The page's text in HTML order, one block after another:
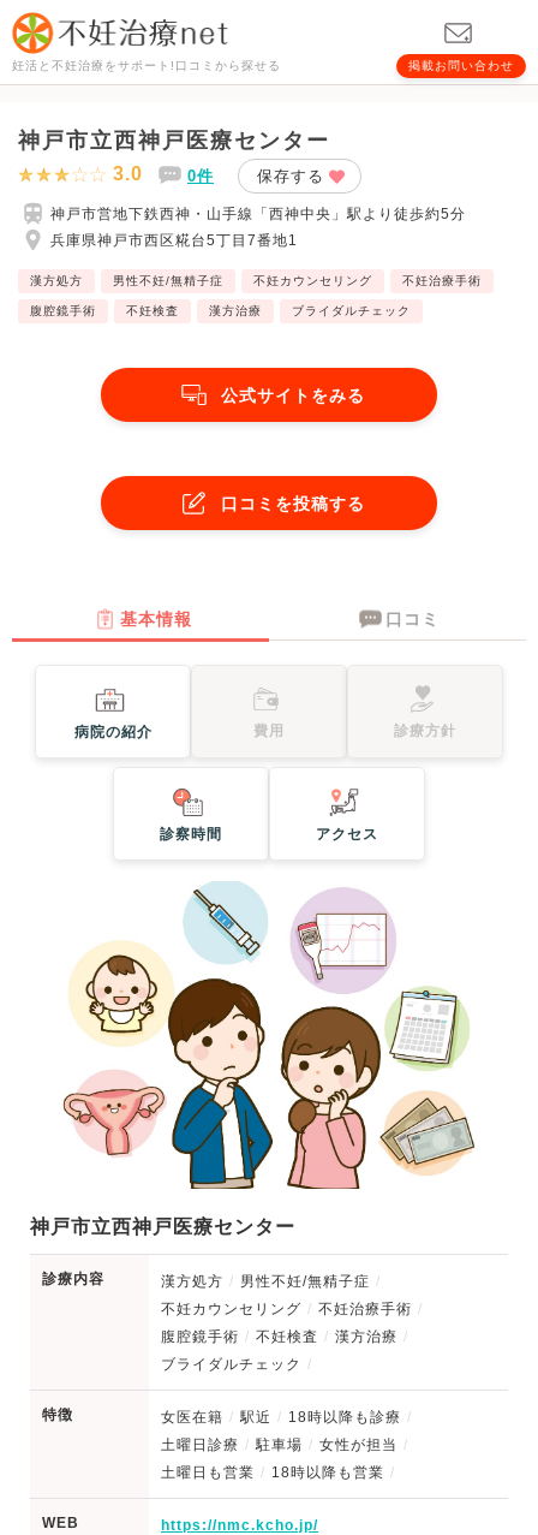
妊活と不妊治療をサポート!口コミから探せる 掲載お問い合わせ
神戸市立西神戸医療センター
3.0 0件 保存する
神戸市営地下鉄西神・山手線「西神中央」駅より徒歩約5分
兵庫県神戸市西区糀台5丁目7番地1
漢方処方 男性不妊/無精子症 不妊カウンセリング 不妊治療手術
腹腔鏡手術 不妊検査 漢方治療 ブライダルチェック
公式サイトをみる
口コミを投稿する
基本情報 口コミ
病院の紹介 費用 診療方針
診察時間 アクセス
神戸市立西神戸医療センター
診療内容 漢方処方
男性不妊/無精子症
不妊カウンセリング
不妊治療手術
腹腔鏡手術
不妊検査
漢方治療
ブライダルチェック
特徴 女医在籍 駅近
18時以降も診療
土曜日診療
駐車場
女性が担当
土曜日も営業
18時以降も営業
WEB https://nmc.kcho.jp/